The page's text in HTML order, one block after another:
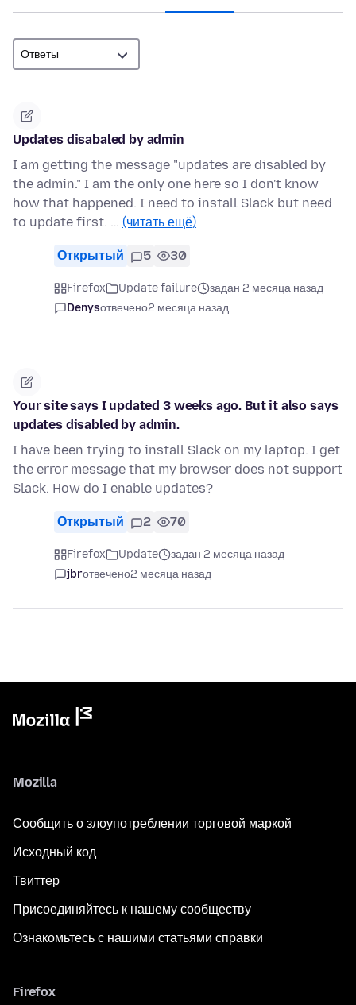
Updates disabaled by admin
I am getting the message "updates are disabled by
the admin." I am the only one here so I don't know
how that happened. I need to install Slack but need
to update first. … (читать ещё)
Открытый 5 30
Firefox Update failure
задан 2 месяца назад
Denysотвечено2 месяца назад
Your site says I updated 3 weeks ago. But it also says
updates disabled by admin.
I have been trying to install Slack on my laptop. I get
the error message that my browser does not support
Slack. How do I enable updates?
Открытый 2 70
Firefox Update
задан 2 месяца назад
jbrотвечено2 месяца назад
Mozilla
Сообщить о злоупотреблении торговой маркой
Исходный код
Твиттер
Присоединяйтесь к нашему сообществу
Ознакомьтесь с нашими статьями справки
Firefox